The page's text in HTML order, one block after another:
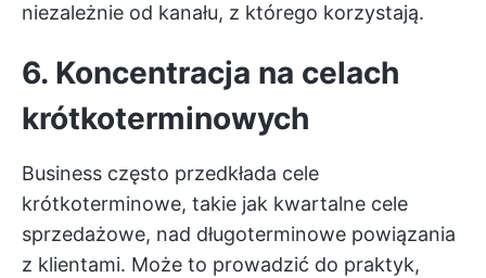
niezależnie od kanału, z którego korzystają.
6. Koncentracja na celach
krótkoterminowych
Business często przedkłada cele
krótkoterminowe, takie jak kwartalne cele
sprzedażowe, nad długoterminowe powiązania
z klientami. Może to prowadzić do praktyk,